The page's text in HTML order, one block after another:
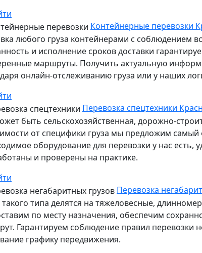
Контейнерные перевозки
любого груза контейнерами с соблюдением
и исполнение сроков доставки
маршруты. Получить актуальную
онлайн-отслеживанию груза или у наших
Перевозка спецтехники
быть сельскохозяйственная, дорожно-
от специфики груза мы предложим
оборудование для перевозки у нас есть,
и проверены на практике.
Перевозка
такого типа делятся на тяжеловесные,
по месту назначения, обеспечим
Гарантируем соблюдение правил перевозки
графику передвижения.